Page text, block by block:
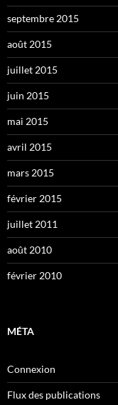
septembre 2015
août 2015
juillet 2015
juin 2015
mai 2015
avril 2015
mars 2015
février 2015
juillet 2011
août 2010
février 2010
MÉTA
Connexion
Flux des publications